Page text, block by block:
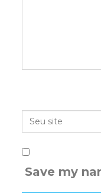
Save my